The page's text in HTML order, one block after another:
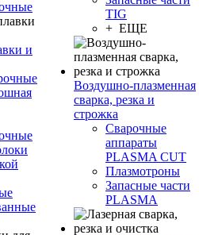
и
TIG
+ ЕЩЕ
Воздушно-плазменная
сварка, резка и
строжка
Сварочные
аппараты
PLASMA CUT
Плазмотроны
Запасные части
PLASMA